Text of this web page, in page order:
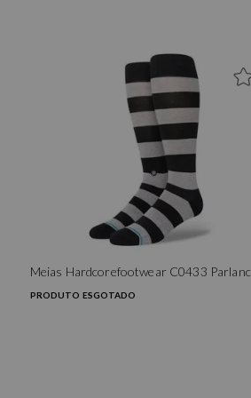
Meias Hardcorefootwear C0433 Parlanc
PRODUTO ESGOTADO